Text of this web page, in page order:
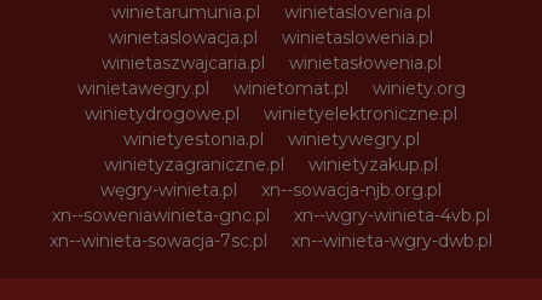
winietarumunia.pl
winietaslovenia.pl
winietaslowacja.pl
winietaslowenia.pl
winietaszwajcaria.pl
winietasłowenia.pl
winietawegry.pl
winietomat.pl
winiety.org
winietydrogowe.pl
winietyelektroniczne.pl
winietyestonia.pl
winietywegry.pl
winietyzagraniczne.pl
winietyzakup.pl
węgry-winieta.pl
xn--sowacja-njb.org.pl
xn--soweniawinieta-gnc.pl
xn--wgry-winieta-4vb.pl
xn--winieta-sowacja-7sc.pl
xn--winieta-wgry-dwb.pl